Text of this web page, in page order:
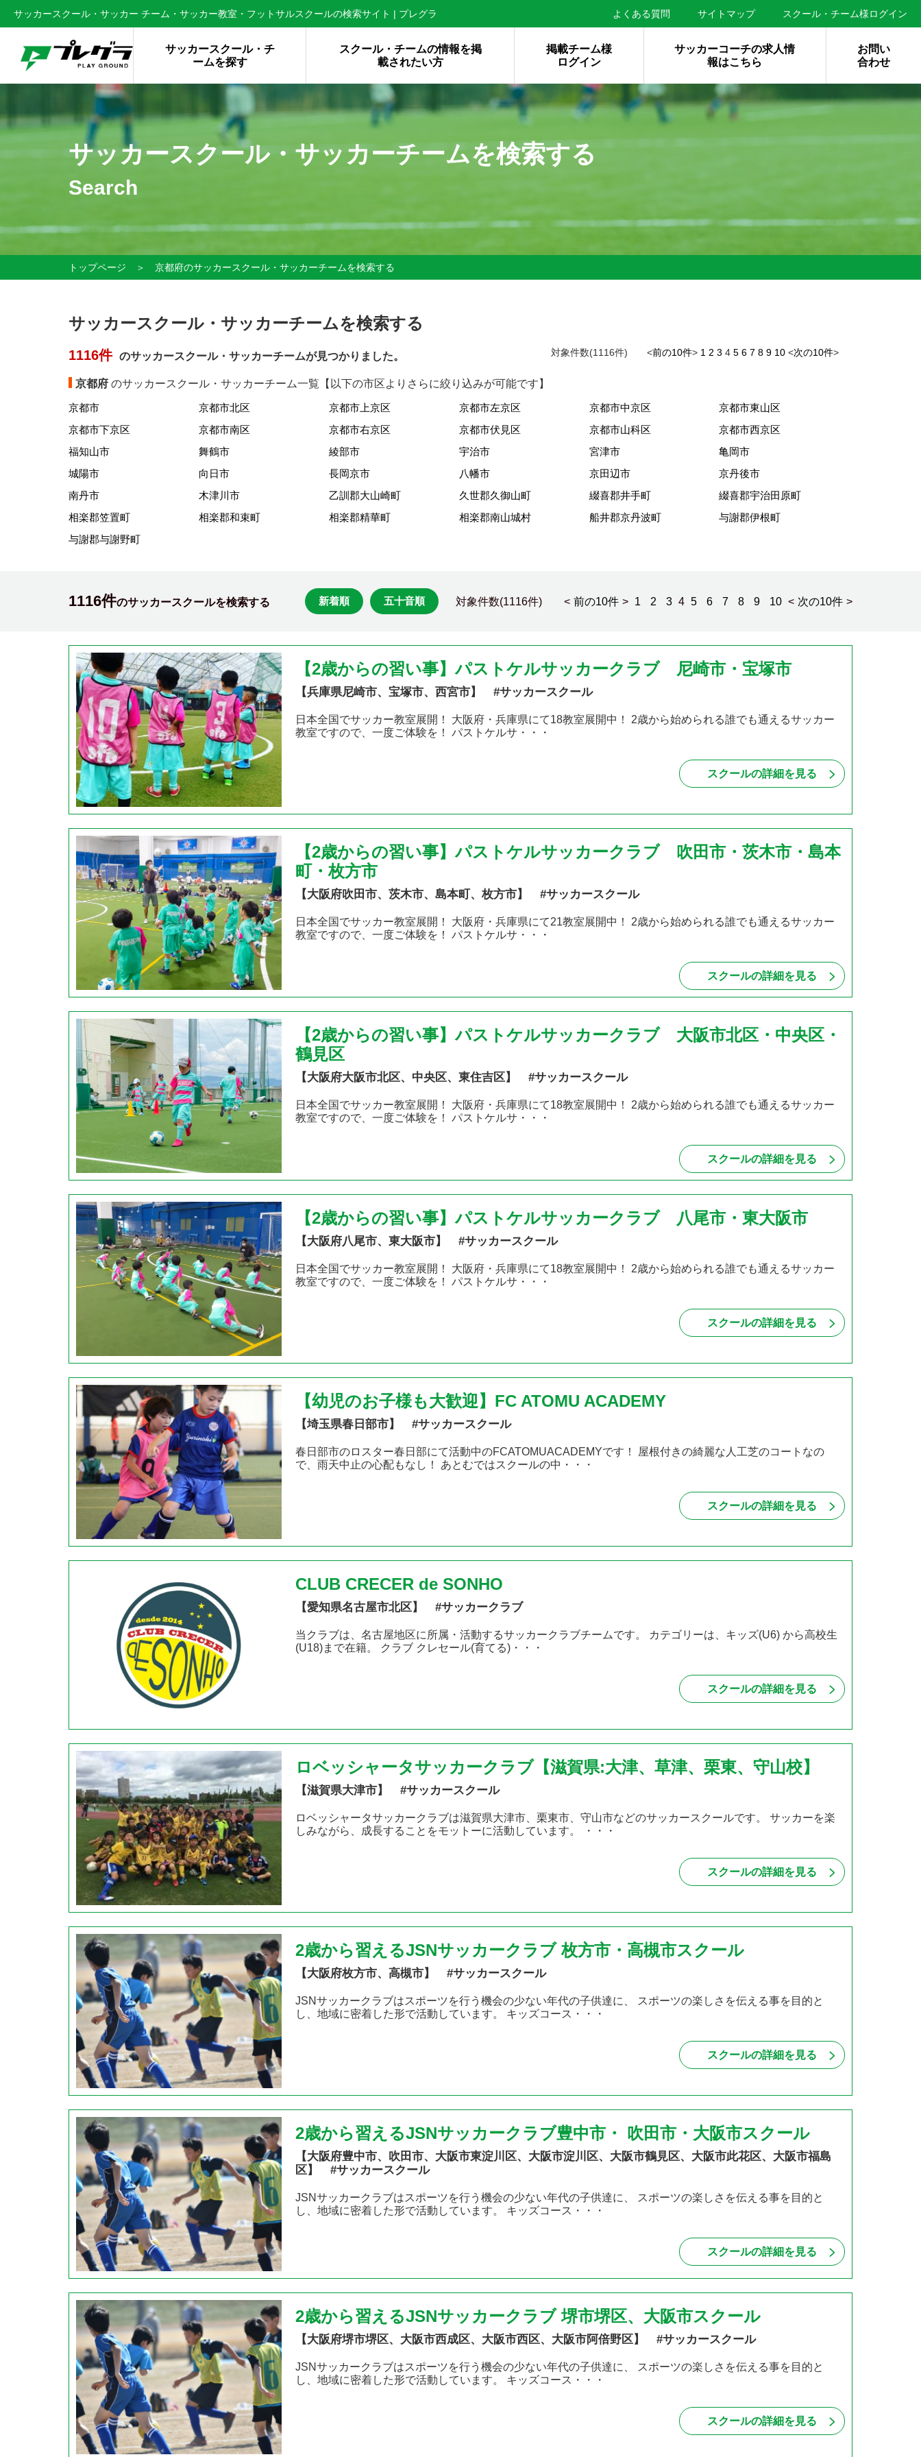
サッカースクール・サッカー チーム・サッカー教室・フットサルスクールの検索サイト | プレグラ よくある質問 サイトマップ スクール・チーム様ログイン
サッカースクール・チ
ームを探す
スクール・チームの情報を掲
載されたい方
掲載チーム様
ログイン
サッカーコーチの求人情
報はこちら
お問い
合わせ
サッカースクール・サッカーチームを検索する
Search
トップページ ＞ 京都府のサッカースクール・サッカーチームを検索する
サッカースクール・サッカーチームを検索する
1116件 のサッカースクール・サッカーチームが見つかりました。 対象件数(1116件) <前の10件> 1 2 3 4 5 6 7 8 9 10 <次の10件>
京都府 のサッカースクール・サッカーチーム一覧【以下の市区よりさらに絞り込みが可能です】
京都市 京都市北区 京都市上京区 京都市左京区 京都市中京区
京都市東山区
京都市下京区
京都市南区 京都市右京区 京都市伏見区 京都市山科区
京都市西京区
福知山市
舞鶴市 綾部市 宇治市 宮津市
亀岡市
城陽市
向日市 長岡京市 八幡市 京田辺市
京丹後市
南丹市
木津川市 乙訓郡大山崎町 久世郡久御山町 綴喜郡井手町
綴喜郡宇治田原町
相楽郡笠置町
相楽郡和束町 相楽郡精華町 相楽郡南山城村 船井郡京丹波町
与謝郡伊根町
与謝郡与謝野町
1116件のサッカースクールを検索する 新着順 五十音順 対象件数(1116件) < 前の10件 > 1 2 3 4 5 6 7 8 9 10 < 次の10件 >
【2歳からの習い事】パストケルサッカークラブ 尼崎市・宝塚市
【兵庫県尼崎市、宝塚市、西宮市】 #サッカースクール
日本全国でサッカー教室展開！ 大阪府・兵庫県にて18教室展開中！ 2歳から始められる誰でも通えるサッカー
教室ですので、一度ご体験を！ パストケルサ・・・
スクールの詳細を見る
【2歳からの習い事】パストケルサッカークラブ 吹田市・茨木市・島本
町・枚方市
【大阪府吹田市、茨木市、島本町、枚方市】 #サッカースクール
日本全国でサッカー教室展開！ 大阪府・兵庫県にて21教室展開中！ 2歳から始められる誰でも通えるサッカー
教室ですので、一度ご体験を！ パストケルサ・・・
スクールの詳細を見る
【2歳からの習い事】パストケルサッカークラブ 大阪市北区・中央区・
鶴見区
【大阪府大阪市北区、中央区、東住吉区】 #サッカースクール
日本全国でサッカー教室展開！ 大阪府・兵庫県にて18教室展開中！ 2歳から始められる誰でも通えるサッカー
教室ですので、一度ご体験を！ パストケルサ・・・
スクールの詳細を見る
【2歳からの習い事】パストケルサッカークラブ 八尾市・東大阪市
【大阪府八尾市、東大阪市】 #サッカースクール
日本全国でサッカー教室展開！ 大阪府・兵庫県にて18教室展開中！ 2歳から始められる誰でも通えるサッカー
教室ですので、一度ご体験を！ パストケルサ・・・
スクールの詳細を見る
【幼児のお子様も大歓迎】FC ATOMU ACADEMY
【埼玉県春日部市】 #サッカースクール
春日部市のロスター春日部にて活動中のFCATOMUACADEMYです！ 屋根付きの綺麗な人工芝のコートなの
で、雨天中止の心配もなし！ あとむではスクールの中・・・
スクールの詳細を見る
CLUB CRECER de SONHO
【愛知県名古屋市北区】 #サッカークラブ
当クラブは、名古屋地区に所属・活動するサッカークラブチームです。 カテゴリーは、キッズ(U6) から高校生
(U18)まで在籍。 クラブ クレセール(育てる)・・・
スクールの詳細を見る
ロベッシャータサッカークラブ【滋賀県:大津、草津、栗東、守山校】
【滋賀県大津市】 #サッカースクール
ロベッシャータサッカークラブは滋賀県大津市、栗東市、守山市などのサッカースクールです。 サッカーを楽
しみながら、成長することをモットーに活動しています。 ・・・
スクールの詳細を見る
2歳から習えるJSNサッカークラブ 枚方市・高槻市スクール
【大阪府枚方市、高槻市】 #サッカースクール
JSNサッカークラブはスポーツを行う機会の少ない年代の子供達に、 スポーツの楽しさを伝える事を目的と
し、地域に密着した形で活動しています。 キッズコース・・・
スクールの詳細を見る
2歳から習えるJSNサッカークラブ豊中市・ 吹田市・大阪市スクール
【大阪府豊中市、吹田市、大阪市東淀川区、大阪市淀川区、大阪市鶴見区、大阪市此花区、大阪市福島
区】 #サッカースクール
JSNサッカークラブはスポーツを行う機会の少ない年代の子供達に、 スポーツの楽しさを伝える事を目的と
し、地域に密着した形で活動しています。 キッズコース・・・
スクールの詳細を見る
2歳から習えるJSNサッカークラブ 堺市堺区、大阪市スクール
【大阪府堺市堺区、大阪市西成区、大阪市西区、大阪市阿倍野区】 #サッカースクール
JSNサッカークラブはスポーツを行う機会の少ない年代の子供達に、 スポーツの楽しさを伝える事を目的と
し、地域に密着した形で活動しています。 キッズコース・・・
スクールの詳細を見る